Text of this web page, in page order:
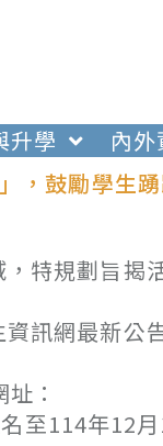
升學
內外
，鼓勵學生
特規劃旨揭
生資訊網最
：
114年12